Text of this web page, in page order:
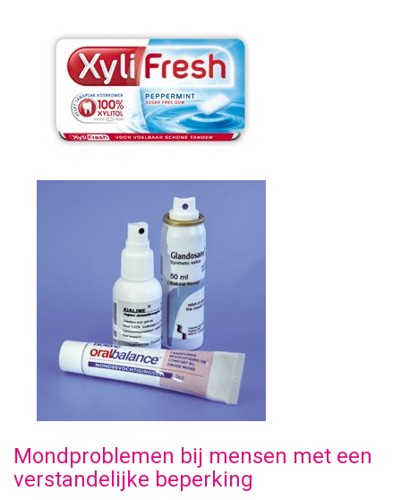
Mondproblemen bij mensen met een
verstandelijke beperking